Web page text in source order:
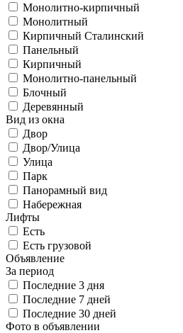
Монолитно-кирпичный
Монолитный
Кирпичный Сталинский
Панельный
Кирпичный
Монолитно-панельный
Блочный
Деревянный
Вид из окна
Двор
Двор/Улица
Улица
Парк
Панорамный вид
Набережная
Лифты
Есть
Есть грузовой
Объявление
За период
Последние 3 дня
Последние 7 дней
Последние 30 дней
Фото в объявлении